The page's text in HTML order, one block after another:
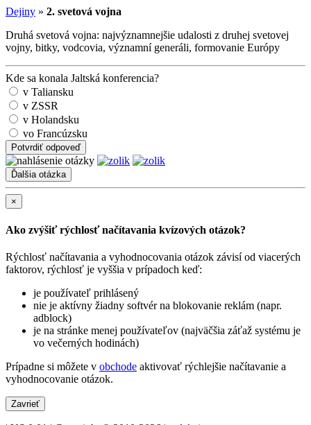
Dejiny » 2. svetová vojna
Druhá svetová vojna: najvýznamnejšie udalosti z druhej svetovej
vojny, bitky, vodcovia, významní generáli, formovanie Európy
Kde sa konala Jaltská konferencia?
v Taliansku
v ZSSR
v Holandsku
vo Francúzsku
Potvrdiť odpoveď
×
Ako zvýšiť rýchlosť načítavania kvízových otázok?
Rýchlosť načítavania a vyhodnocovania otázok závisí od viacerých
faktorov, rýchlosť je vyššia v prípadoch keď:
je používateľ prihlásený
nie je aktívny žiadny softvér na blokovanie reklám (napr.
adblock)
je na stránke menej používateľov (najväčšia záťaž systému je
vo večerných hodinách)
Prípadne si môžete v obchode aktivovať rýchlejšie načítavanie a
vyhodnocovanie otázok.
Zavrieť